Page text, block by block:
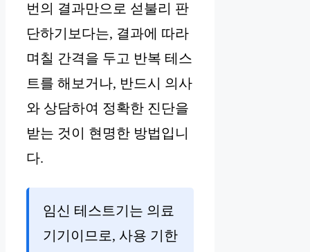
번의 결과만으로 섣불리 판
단하기보다는, 결과에 따라
며칠 간격을 두고 반복 테스
트를 해보거나, 반드시 의사
와 상담하여 정확한 진단을
받는 것이 현명한 방법입니
다.
임신 테스트기는 의료
기기이므로, 사용 기한